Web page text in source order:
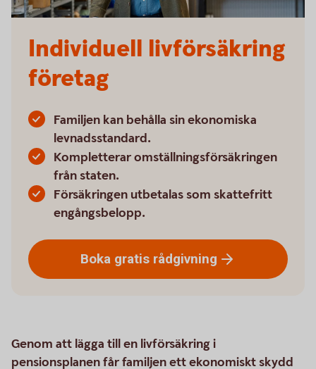
Individuell livförsäkring
företag
Familjen kan behålla sin ekonomiska
levnadsstandard.
Kompletterar omställningsförsäkringen
från staten.
Försäkringen utbetalas som skattefritt
engångsbelopp.
Boka gratis rådgivning
Genom att lägga till en livförsäkring i
pensionsplanen får familjen ett ekonomiskt skydd